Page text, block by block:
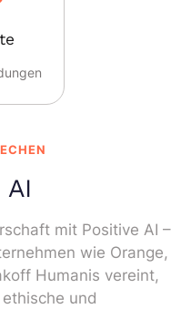
mit Positive AI –
wie Orange,
Humanis vereint,
und